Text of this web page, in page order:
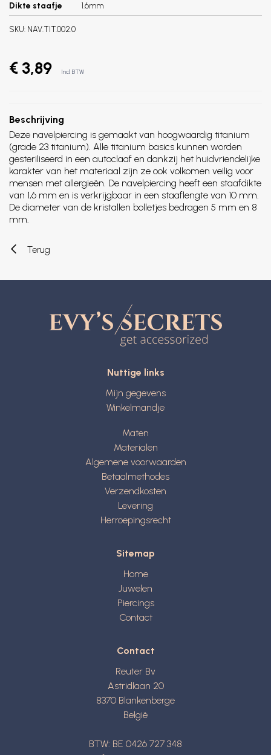
Dikte staafje 1.6mm
SKU: NAV.TIT.002.0
€ 3,89 Incl. BTW
Beschrijving
Deze navelpiercing is gemaakt van hoogwaardig titanium
(grade 23 titanium). Alle titanium basics kunnen worden
gesteriliseerd in een autoclaaf en dankzij het huidvriendelijke
karakter van het materiaal zijn ze ook volkomen veilig voor
mensen met allergieën. De navelpiercing heeft een staafdikte
van 1,6 mm en is verkrijgbaar in een staaflengte van 10 mm.
De diameter van de kristallen bolletjes bedragen 5 mm en 8
mm.
Terug
Nuttige links
Mijn gegevens
Winkelmandje
Maten
Materialen
Algemene voorwaarden
Betaalmethodes
Verzendkosten
Levering
Herroepingsrecht
Sitemap
Home
Juwelen
Piercings
Contact
Contact
Reuter Bv
Astridlaan 20
8370 Blankenberge
België
BTW: BE 0426 727 348